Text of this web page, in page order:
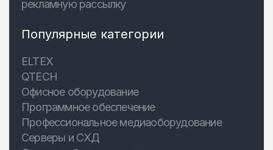
рекламную рассылку
Популярные категории
ELTEX
QTECH
Офисное оборудование
Программное обеспечение
Профессиональное медиаоборудование
Серверы и СХД